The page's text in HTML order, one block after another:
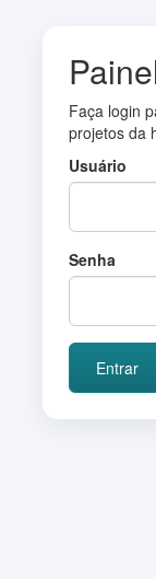
Faça login
projetos da
Usuário
Senha
Entrar